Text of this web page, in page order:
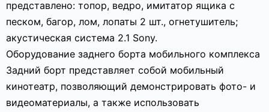
представлено: топор, ведро, имитатор ящика с
песком, багор, лом, лопаты 2 шт., огнетушитель;
акустическая система 2.1 Sony.
Оборудование заднего борта мобильного комплекса
Задний борт представляет собой мобильный
кинотеатр, позволяющий демонстрировать фото- и
видеоматериалы, а также использовать